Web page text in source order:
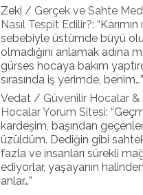
Zeki / Gerçek ve Sahte
Nasıl Tespit Edilir?: “ Karımın
sebebiyle üstümde büyü
olmadığını anlamak adına
gürses hocaya bakım
sırasında iş yerimde, benim…”
Vedat/ Güvenilir Hocalar &
Hocalar Yorum Sitesi: “
kardeşim, başından
üzüldüm. Dediğin gibi
fazla ve insanları sürekli
ediyorlar, yaşayanın
anlar…”